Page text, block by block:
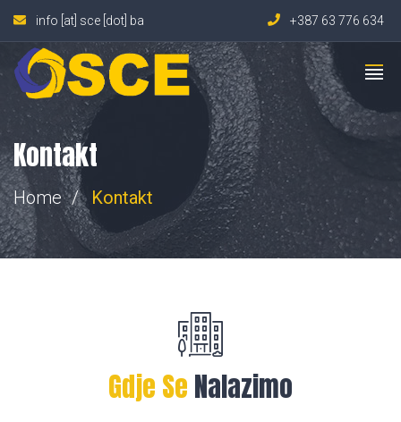
info [at] sce [dot] ba +387 63 776 634
Kontakt
Home Kontakt
Gdje Se Nalazimo